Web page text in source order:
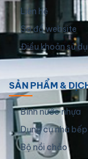
Liên hệ
Sơ đồ website
Điều khoản sử
SẢN PHẨM &
Bình nước nhựa
Dụng cụ nhà bếp
Bộ nồi chảo